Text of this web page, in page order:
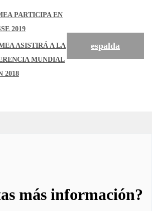
PARTICIPA EN
2019
ASISTIRÁ A LA
MUNDIAL
2018
espalda
más información?